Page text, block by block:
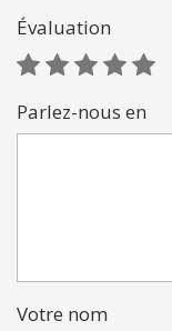
Évaluation
Parlez-nous en
Votre nom